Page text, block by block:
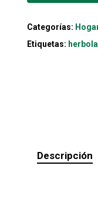
Categorías:
Etiquetas:
Descripción